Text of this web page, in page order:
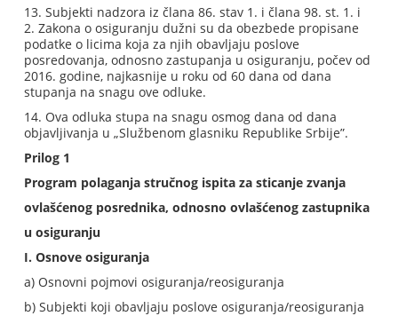
13. Subjekti nadzora iz člana 86. stav 1. i člana 98. st. 1. i
2. Zakona o osiguranju dužni su da obezbede propisane
podatke o licima koja za njih obavljaju poslove
posredovanja, odnosno zastupanja u osiguranju, počev od
2016. godine, najkasnije u roku od 60 dana od dana
stupanja na snagu ove odluke.
14. Ova odluka stupa na snagu osmog dana od dana
objavljivanja u „Službenom glasniku Republike Srbije”.
Prilog 1
Program polaganja stručnog ispita za sticanje zvanja
ovlašćenog posrednika, odnosno ovlašćenog zastupnika
u osiguranju
I. Osnove osiguranja
a) Osnovni pojmovi osiguranja/reosiguranja
b) Subjekti koji obavljaju poslove osiguranja/reosiguranja